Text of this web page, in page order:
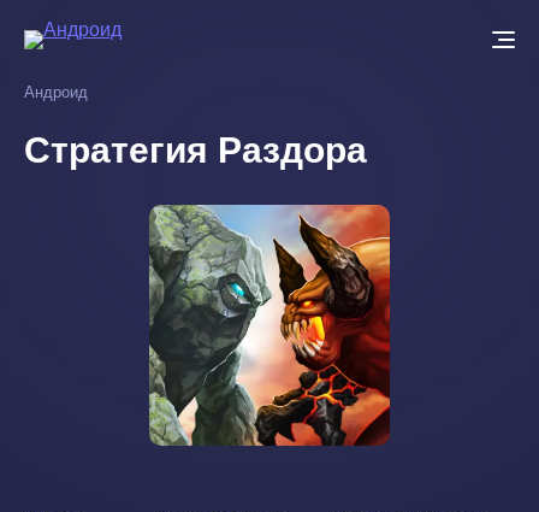
основному
Андроид
Стратегия Раздора